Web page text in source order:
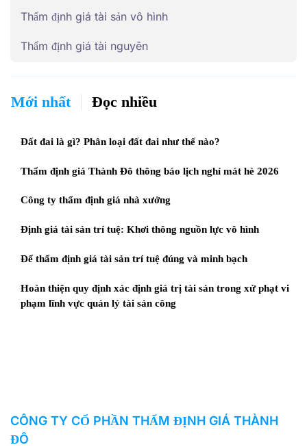
Thẩm định giá tài sản vô hình
Thẩm định giá tài nguyên
Mới nhất Đọc nhiều
Đất đai là gì? Phân loại đất đai như thế nào?
Thẩm định giá Thành Đô thông báo lịch nghỉ mát hè 2026
Công ty thẩm định giá nhà xưởng
Định giá tài sản trí tuệ: Khơi thông nguồn lực vô hình
Để thẩm định giá tài sản trí tuệ đúng và minh bạch
Hoàn thiện quy định xác định giá trị tài sản trong xử phạt vi
phạm lĩnh vực quản lý tài sản công
CÔNG TY CỔ PHẦN THẨM ĐỊNH GIÁ THÀNH
ĐÔ